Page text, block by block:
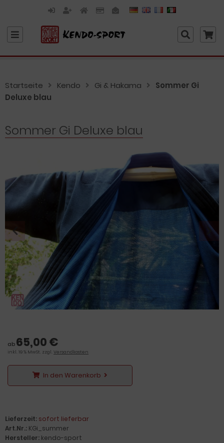
Startseite Kendo Gi & Hakama
Sommer Gi
Deluxe blau
Sommer Gi Deluxe blau
ab 65,00 €
inkl. 19 % MwSt. zzgl. Versandkosten
In den Warenkorb
Lieferzeit: sofort lieferbar
Art.Nr.: KGi_summer
Hersteller: kendo-sport